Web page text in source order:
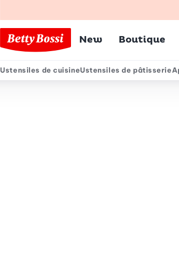
Menu
New Boutique
Menu secondaire
Ustensiles de cuisineUstensiles de pâtisserie